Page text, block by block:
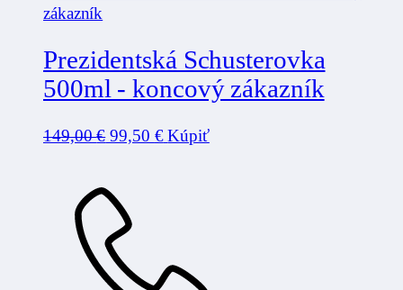
Prezidentská Schusterovka
500ml - koncový zákazník
149,00€ Pôvodná
149,00 €.
99,50 €Aktuálna
Kúpiť